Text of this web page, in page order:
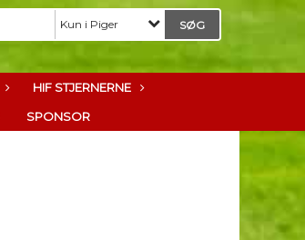
Kun i Piger
HIF STJERNERNE
SPONSOR